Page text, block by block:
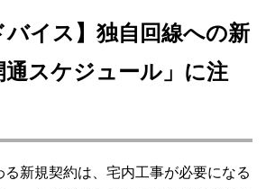
バイス】独自回線への新
通スケジュール」に注
る新規契約は、宅内工事が必要になる